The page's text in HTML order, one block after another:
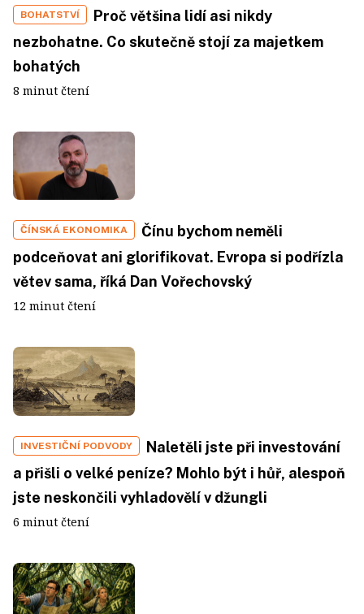
BOHATSTVÍ
Proč většina lidí asi nikdy
nezbohatne. Co skutečně stojí za majetkem
bohatých
8 minut čtení
ČÍNSKÁ EKONOMIKA
Čínu bychom neměli
podceňovat ani glorifikovat. Evropa si podřízla
větev sama, říká Dan Vořechovský
12 minut čtení
INVESTIČNÍ PODVODY
Naletěli jste při investování
a přišli o velké peníze? Mohlo být i hůř, alespoň
jste neskončili vyhladovělí v džungli
6 minut čtení